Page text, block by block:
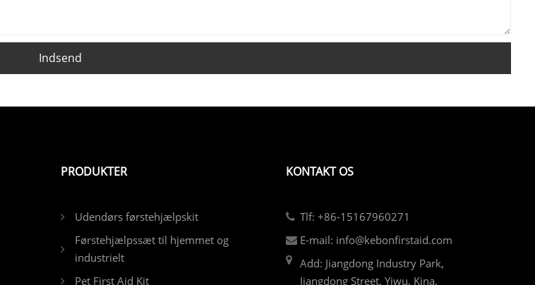
Indsend
PRODUKTER
Udendørs førstehjælpskit
Førstehjælpssæt til hjemmet og
industrielt
Pet First Aid Kit
KONTAKT OS
Tlf: +86-15167960271
E-mail: info@kebonfirstaid.com
Add: Jiangdong Industry Park,
Jiangdong Street, Yiwu, Kina.